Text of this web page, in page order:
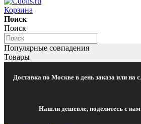
Корзина
Поиск
Поиск
Популярные совпадения
Товары
Доставка по Москве в день заказа или на
Нашли дешевле, поделитесь с